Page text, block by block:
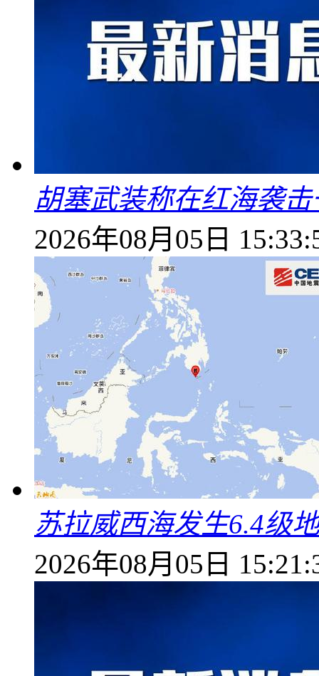
胡塞武装称在红海袭
2026年08月05日
苏拉威西海发生6.4级
2026年08月05日